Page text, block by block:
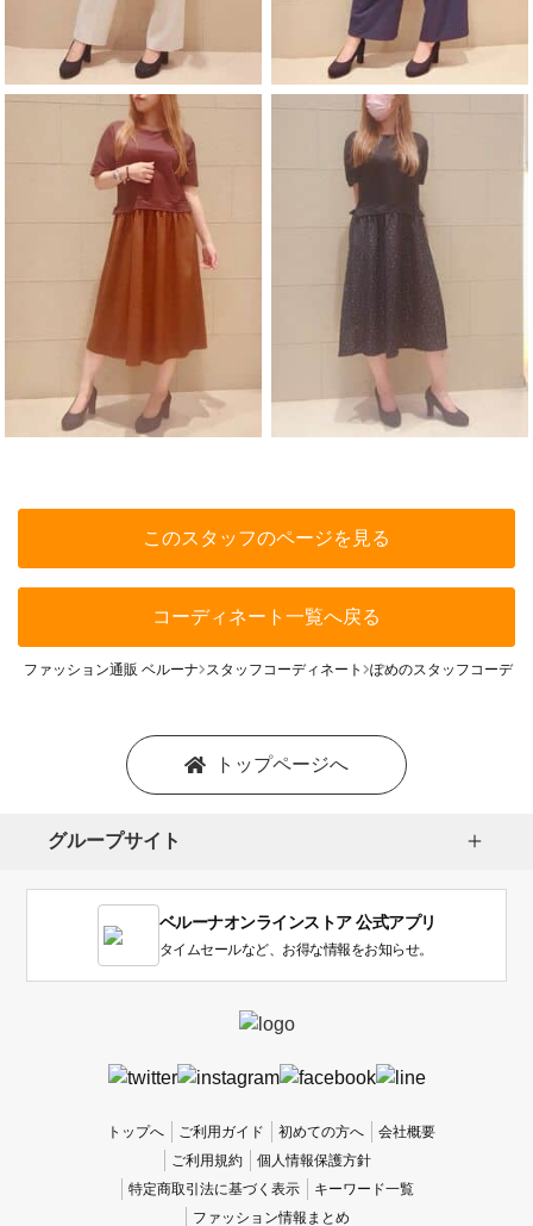
このスタッフのページを見る
コーディネート一覧へ戻る
ファッション通販 ベルーナ スタッフコーディネート ぽめのスタッフコーディ
トップページへ
グループサイト
ベルーナオンラインストア 公式アプリ
タイムセールなど、お得な情報をお知らせ。
トップへ ご利用ガイド 初めての方へ
会社概要
ご利用規約
個人情報保護方針
特定商取引法に基づく表示
キーワード一覧
ファッション情報まとめ